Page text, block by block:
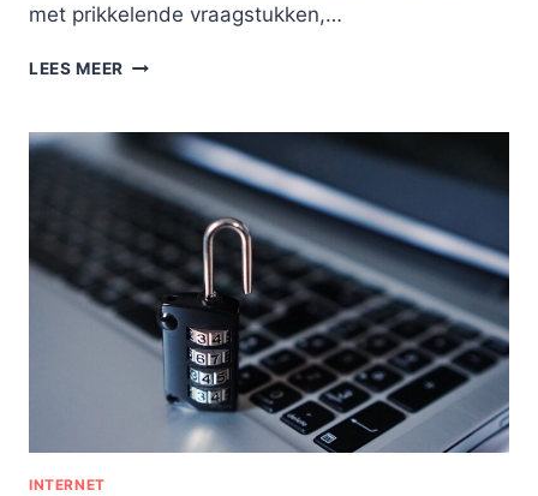
met prikkelende vraagstukken,…
LEES MEER DE
OVER
GOKKEN
EN
KANSSPELEN
INTERNET